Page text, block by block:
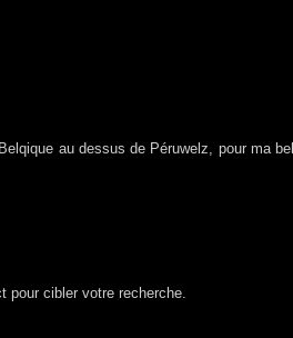
au dessus de Péruwelz, pour ma
pour cibler votre recherche.